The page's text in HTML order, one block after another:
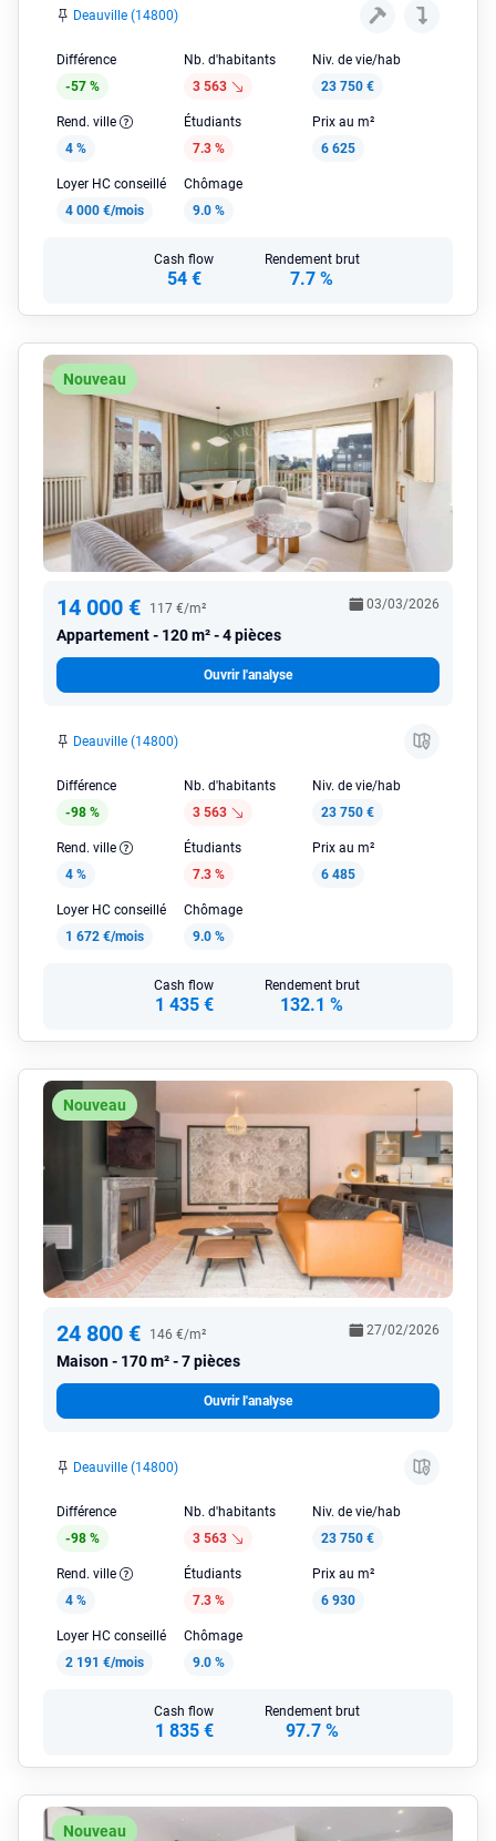
Deauville (14800)
Différence
-57 %
Nb. d'habitants
3 563
Niv. de vie/hab
23 750 €
Rend. ville
4 %
Étudiants
7.3 %
Prix au m²
6 625
Loyer HC conseillé
4 000 €/mois
Chômage
9.0 %
Cash flow
54 €
Rendement brut
7.7 %
Nouveau
14 000 € 117 €/m²
Appartement 120 m² - 4 pièces
03/03/2026
Ouvrir l'analyse
Deauville (14800)
Différence
-98 %
Nb. d'habitants
3 563
Niv. de vie/hab
23 750 €
Rend. ville
4 %
Étudiants
7.3 %
Prix au m²
6 485
Loyer HC conseillé
1 672 €/mois
Chômage
9.0 %
Cash flow
1 435 €
Rendement brut
132.1 %
Nouveau
24 800 € 146 €/m²
Maison 170 m² - 7 pièces
27/02/2026
Ouvrir l'analyse
Deauville (14800)
Différence
-98 %
Nb. d'habitants
3 563
Niv. de vie/hab
23 750 €
Rend. ville
4 %
Étudiants
7.3 %
Prix au m²
6 930
Loyer HC conseillé
2 191 €/mois
Chômage
9.0 %
Cash flow
1 835 €
Rendement brut
97.7 %
Nouveau